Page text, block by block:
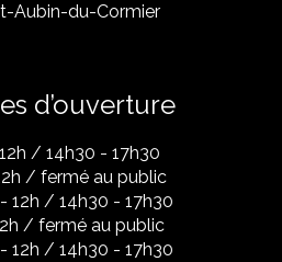
Aubin-du-Cormier
d’ouverture
/ 14h30 - 17h30
/ fermé au public
12h / 14h30 - 17h30
/ fermé au public
12h / 14h30 - 17h30